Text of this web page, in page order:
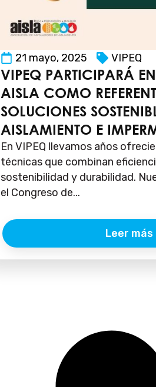
21 mayo, 2025 VIPEQ
VIPEQ PARTICIPARÁ
AISLA COMO
SOLUCIONES
AISLAMIENTO E
En VIPEQ llevamos años
técnicas que combinan
sostenibilidad y durabilidad.
el Congreso de...
Leer más